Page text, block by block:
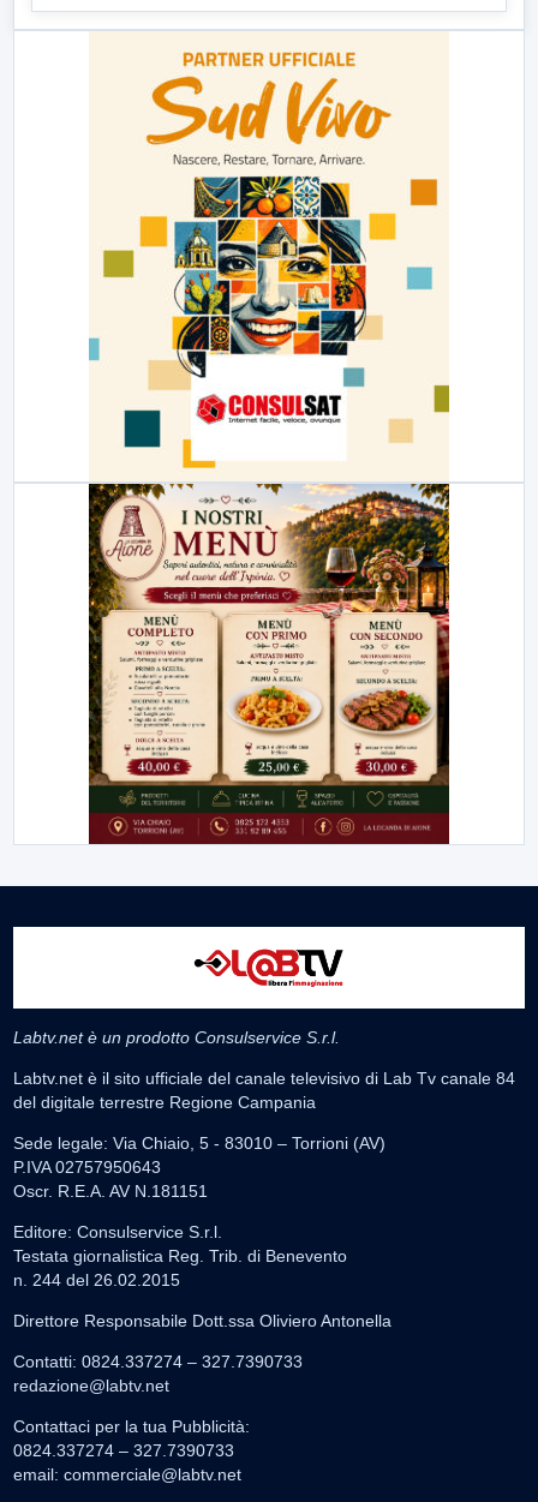
Labtv.net è un prodotto Consulservice S.r.l.
Labtv.net è il sito ufficiale del canale televisivo di Lab Tv canale 84
del digitale terrestre Regione Campania
Sede legale: Via Chiaio, 5 - 83010 – Torrioni (AV)
P.IVA 02757950643
Oscr. R.E.A. AV N.181151
Editore: Consulservice S.r.l.
Testata giornalistica Reg. Trib. di Benevento
n. 244 del 26.02.2015
Direttore Responsabile Dott.ssa Oliviero Antonella
Contatti: 0824.337274 – 327.7390733
redazione@labtv.net
Contattaci per la tua Pubblicità:
0824.337274 – 327.7390733
email: commerciale@labtv.net